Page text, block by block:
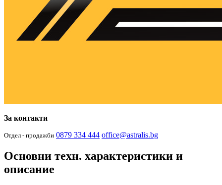
За контакти
Отдел - продажби 0879 334 444 office@astralis.bg
Основни техн. характеристики и
описание